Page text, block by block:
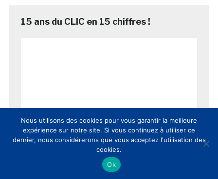
15 ans du CLIC en 15 chiffres !
Nous utilisons des cookies pour vous garantir la meilleure
expérience sur notre site. Si vous continuez à utiliser ce
dernier, nous considérerons que vous acceptez l'utilisation des
cookies.
Ok